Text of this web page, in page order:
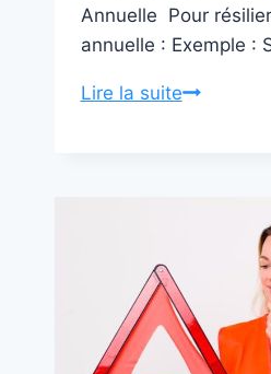
Annuelle ️ Pour
annuelle : Exemple :
Lire la suiteMAÎTRISEZ
Mettre
Fin
à